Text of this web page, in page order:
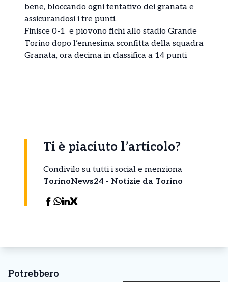
bene, bloccando ogni tentativo dei granata e
assicurandosi i tre punti.
Finisce 0-1 e piovono fichi allo stadio Grande
Torino dopo l’ennesima sconfitta della squadra
Granata, ora decima in classifica a 14 punti
Ti è piaciuto l’articolo?
Condivilo su tutti i social e menziona
TorinoNews24 - Notizie da Torino
Potrebbero